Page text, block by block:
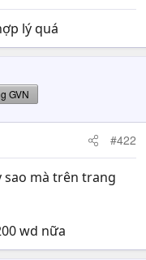
lý quá
GVN
#422
sao mà trên trang
wd nữa